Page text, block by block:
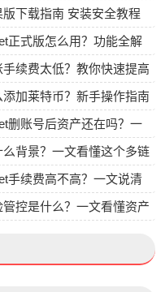
下载指南 安装安全教程
正式版怎么用？功能全解
南
续费太低？教你快速提高
加莱特币？新手操作指南
删账号后资产还在吗？一
背景？一文看懂这个多链
手续费高不高？一文说清
控是什么？一文看懂资产